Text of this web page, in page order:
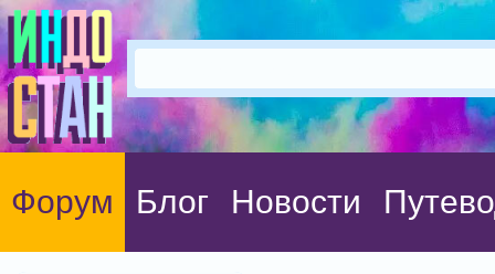
Форум Блог Новости